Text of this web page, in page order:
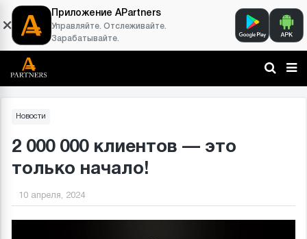
Приложение APartners
Управляйте. Отслеживайте.
Зарабатывайте.
Новости
2 000 000 клиентов — это
только начало!
10 апреля, 2024